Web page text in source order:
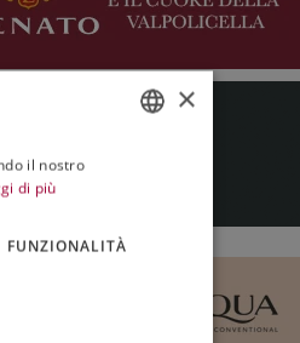
×
il nostro
di più
FUNZIONALITÀ